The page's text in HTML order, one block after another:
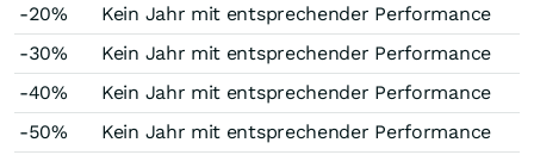
-20%
Kein Jahr mit entsprechender Performance
-30%
Kein Jahr mit entsprechender Performance
-40%
Kein Jahr mit entsprechender Performance
-50%
Kein Jahr mit entsprechender Performance